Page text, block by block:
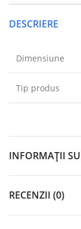
DESCRIERE
Dimensiune
Tip produs
INFORMAȚII
RECENZII (0)